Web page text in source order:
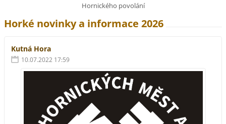
Hornického povolání
Horké novinky a informace 2026
Kutná Hora
10.07.2022 17:59